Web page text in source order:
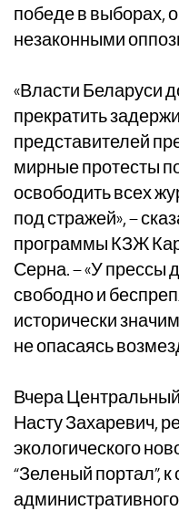
победе в выборах,
незаконными
«Власти Беларуси
прекратить
представителей
мирные протесты
освободить всех
под стражей», –
программы КЗЖ
Серна. – «У прессы
свободно и
исторически
не опасаясь
Вчера
Насту Захаревич,
экологического
“Зеленый портал”,